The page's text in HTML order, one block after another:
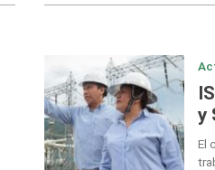
y
El